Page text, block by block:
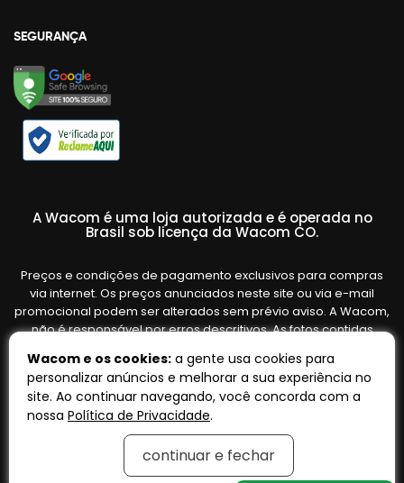
SEGURANÇA
A Wacom é uma loja autorizada e é operada no
Brasil sob licença da Wacom CO.
Preços e condições de pagamento exclusivos para compras
via internet. Os preços anunciados neste site ou via e-mail
promocional podem ser alterados sem prévio aviso. A Wacom,
não é responsável por erros descritivos. As fotos contidas
variar de acordo com o fornecedor/lote do fabricante. Ofertas
válidas até o término de nossos estoques. Vendas sujeitas à
análise e confirmação de dados.
Wacom e os cookies: a gente usa cookies para
personalizar anúncios e melhorar a sua experiência no
site. Ao continuar navegando, você concorda com a
nossa Política de Privacidade.
continuar e fechar